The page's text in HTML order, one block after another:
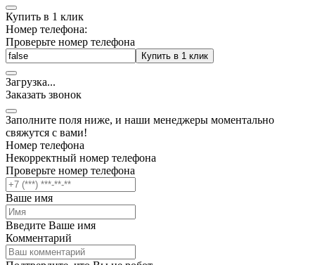
Купить в 1 клик
Номер телефона:
Проверьте номер телефона
Купить в 1 клик
Загрузка...
Заказать звонок
Заполните поля ниже, и наши менеджеры моментально
свяжутся с вами!
Номер телефона
Некорректный номер телефона
Проверьте номер телефона
Ваше имя
Введите Ваше имя
Комментарий